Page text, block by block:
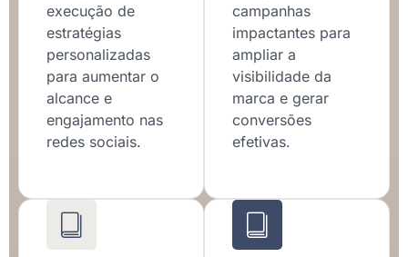
execução de
estratégias
personalizadas
para aumentar o
alcance e
engajamento nas
redes sociais.
campanhas
impactantes para
ampliar a
visibilidade da
marca e gerar
conversões
efetivas.